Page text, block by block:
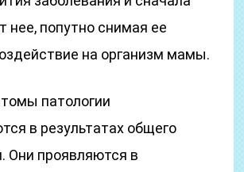
нее, попутно снимая ее
на организм мамы.
патологии
в результатах общего
Они проявляются в